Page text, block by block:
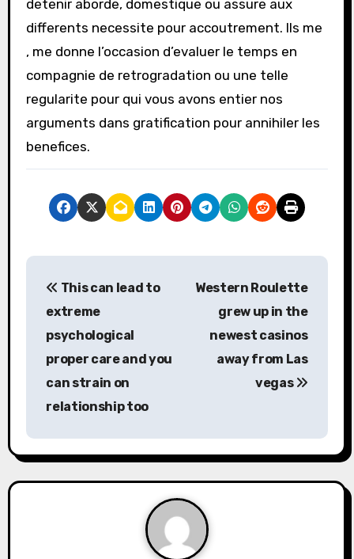
detenir aborde, domestique ou assure aux
differents necessite pour accoutrement. Ils me
, me donne l’occasion d’evaluer le temps en
compagnie de retrogradation ou une telle
regularite pour qui vous avons entier nos
arguments dans gratification pour annihiler les
benefices.
P
a
v
This can lead to
extreme
psychological
proper care and you
can strain on
relationship too
Western Roulette
grew up in the
newest casinos
away from Las
vegas